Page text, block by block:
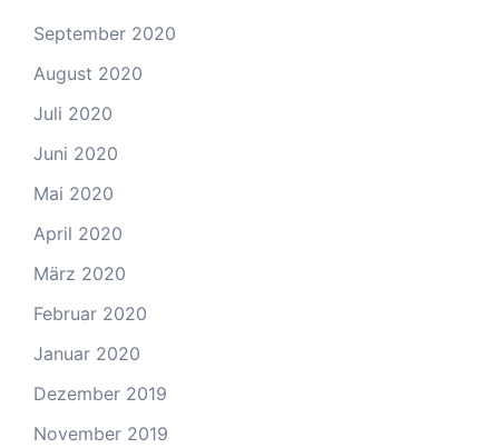
September 2020
August 2020
Juli 2020
Juni 2020
Mai 2020
April 2020
März 2020
Februar 2020
Januar 2020
Dezember 2019
November 2019